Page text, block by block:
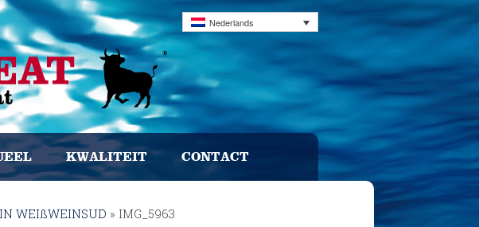
Nederlands
KWALITEIT CONTACT
WEIßWEINSUD » IMG_5963